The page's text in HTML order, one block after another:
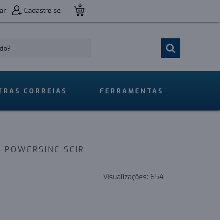
Cadastre-se
CORREIAS FERRAMENTAS
SCIR
Visualizações: 654